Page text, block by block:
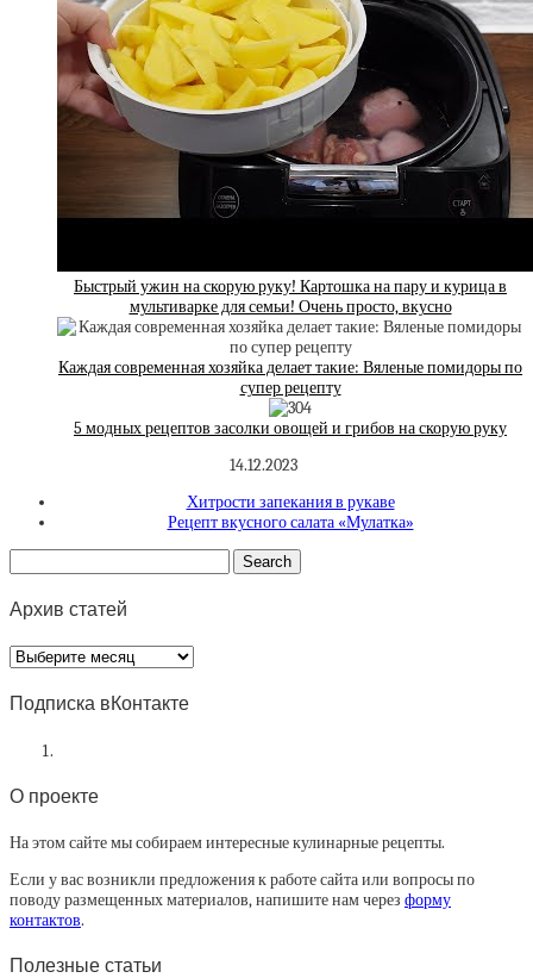
Быстрый ужин на скорую руку! Картошка на пару и курица в
мультиварке для семьи! Очень просто, вкусно
Каждая современная хозяйка делает такие: Вяленые помидоры по
супер рецепту
5 модных рецептов засолки овощей и грибов на скорую руку
14.12.2023
Хитрости запекания в рукаве
Рецепт вкусного салата «Мулатка»
Архив статей
Архив
статей
Подписка вКонтакте
О проекте
На этом сайте мы собираем интересные кулинарные рецепты.
Если у вас возникли предложения к работе сайта или вопросы по
поводу размещенных материалов, напишите нам через форму
контактов.
Полезные статьи